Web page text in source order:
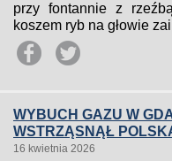
przy fontannie z
koszem ryb na głowie
WYBUCH GAZU W
WSTRZĄSNĄŁ
16 kwietnia 2026